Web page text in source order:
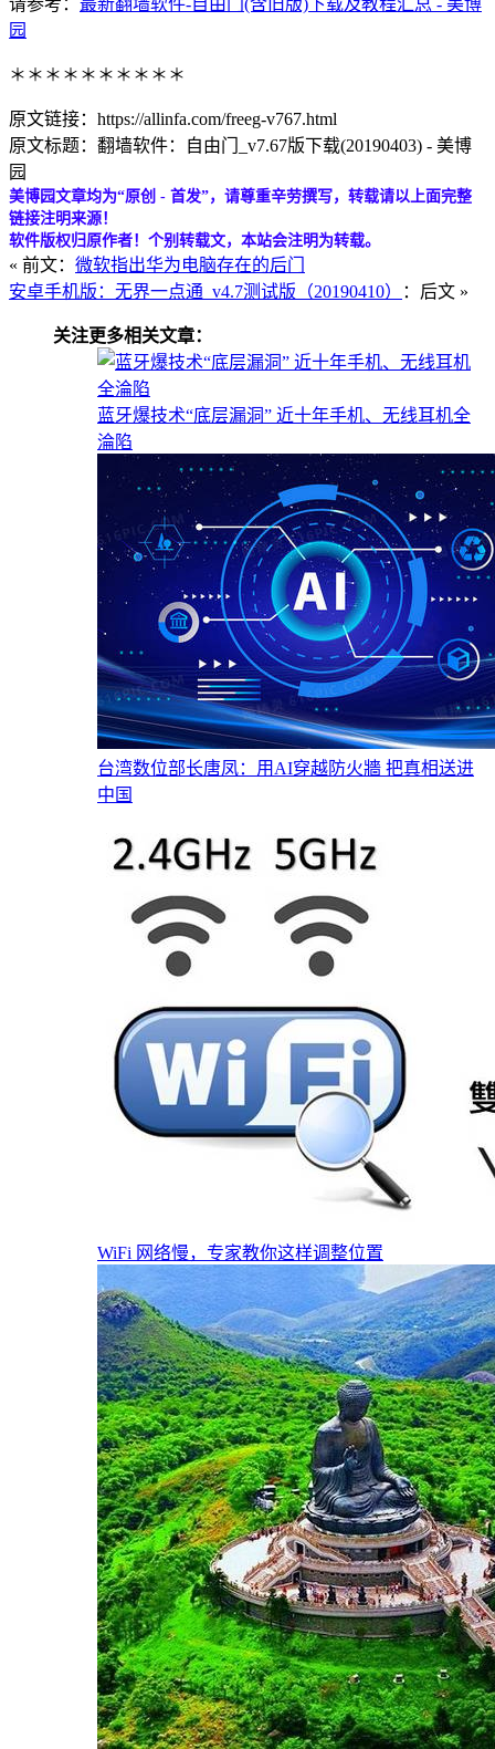
园
＊＊＊＊＊＊＊＊＊＊
原文链接：https://allinfa.com/freeg-v767.html
原文标题：翻墙软件：自由门_v7.67版下载(20190403) - 美博
园
美博园文章均为“原创 - 首发”，请尊重辛劳撰写，转载请以上面完整
链接注明来源！
软件版权归原作者！个别转载文，本站会注明为转载。
« 前文： 微软指出华为电脑存在的后门
安卓手机版：无界一点通_v4.7测试版（20190410）
：后文 »
关注更多相关文章：
蓝牙爆技术“底层漏洞” 近十年手机、无线耳机全
淪陷
台湾数位部长唐凤：用AI穿越防火牆 把真相送进
中国
WiFi 网络慢，专家教你这样调整位置